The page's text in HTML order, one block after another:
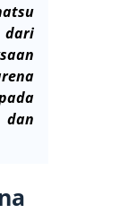
dari
dan